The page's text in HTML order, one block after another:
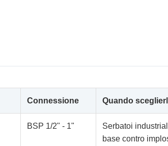
Connessione Quando
BSP 1/2" - 1"
Serbatoi
base contro